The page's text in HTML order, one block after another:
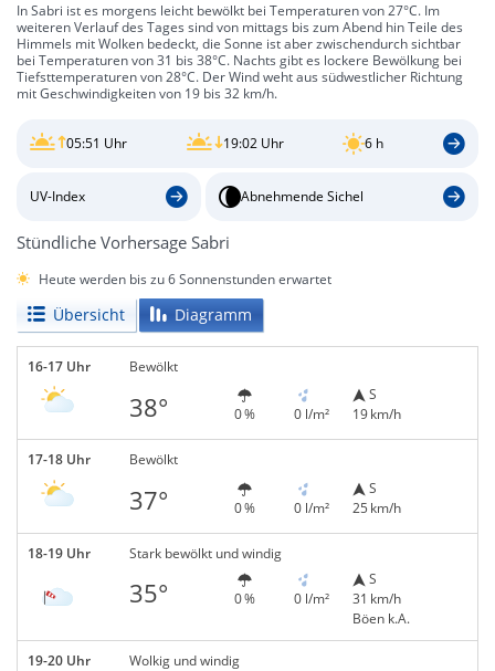
In Sabri ist es morgens leicht bewölkt bei Temperaturen von 27°C. Im
weiteren Verlauf des Tages sind von mittags bis zum Abend hin Teile des
Himmels mit Wolken bedeckt, die Sonne ist aber zwischendurch sichtbar
bei Temperaturen von 31 bis 38°C. Nachts gibt es lockere Bewölkung bei
Tiefsttemperaturen von 28°C. Der Wind weht aus südwestlicher Richtung
mit Geschwindigkeiten von 19 bis 32 km/h.
05:51 Uhr 19:02 Uhr 6 h
UV-Index Abnehmende Sichel
Stündliche Vorhersage Sabri
Heute werden bis zu 6 Sonnenstunden erwartet
Übersicht Diagramm
16-17 Uhr Bewölkt
38° 0 % 0 l/m²
S
19 km/h
17-18 Uhr Bewölkt
37° 0 % 0 l/m²
S
25 km/h
18-19 Uhr Stark bewölkt und windig
35° 0 % 0 l/m²
S
31 km/h
Böen k.A.
19-20 Uhr Wolkig und windig